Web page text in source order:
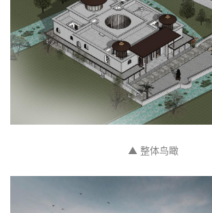
▲ 整体鸟瞰